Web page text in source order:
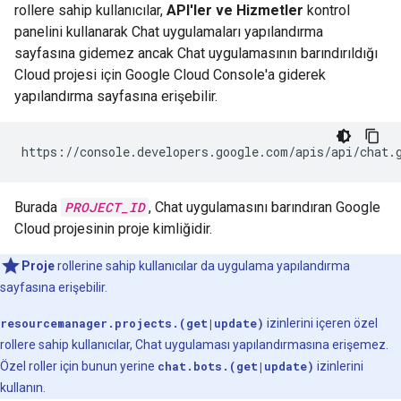
rollere sahip kullanıcılar, API'ler ve Hizmetler kontrol
panelini kullanarak Chat uygulamaları yapılandırma
sayfasına gidemez ancak Chat uygulamasının barındırıldığı
Cloud projesi için Google Cloud Console'a giderek
yapılandırma sayfasına erişebilir.
https://console.developers.google.com/apis/api/
Burada PROJECT_ID , Chat uygulamasını barındıran Google
Cloud projesinin proje kimliğidir.
Projerollerine sahip kullanıcılar da uygulama yapılandırma
sayfasına erişebilir.
resourcemanager.projects.(get|update) izinlerini içeren özel
rollere sahip kullanıcılar, Chat uygulaması yapılandırmasına erişemez.
Özel roller için bunun yerine chat.bots.(get|update) izinlerini
kullanın.